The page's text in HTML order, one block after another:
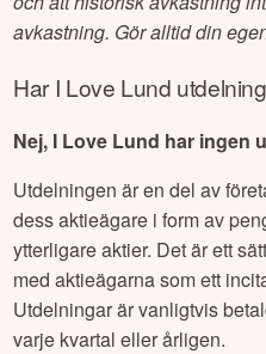
avkastning. Gör alltid din
Har I Love Lund
Nej, I Love Lund har ingen
Utdelningen är en del av
dess aktieägare i form av
ytterligare aktier. Det är ett
med aktieägarna som ett
Utdelningar är vanligtvis
varje kvartal eller årligen.